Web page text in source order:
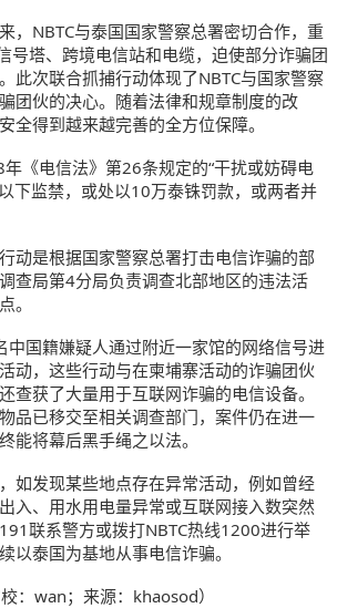
，NBTC与泰国国家警察总署密切合作，重
号塔、跨境电信站和电缆，迫使部分诈骗团
此次联合抓捕行动体现了NBTC与国家警察
团伙的决心。随着法律和规章制度的改
全得到越来越完善的全方位保障。
《电信法》第26条规定的“干扰或妨碍电
下监禁，或处以10万泰铢罚款，或两者并
动是根据国家警察总署打击电信诈骗的部
查局第4分局负责调查北部地区的违法活
。
中国籍嫌疑人通过附近一家馆的网络信号进
动，这些行动与在柬埔寨活动的诈骗团伙
查获了大量用于互联网诈骗的电信设备。
品已移交至相关调查部门，案件仍在进一
能将幕后黑手绳之以法。
如发现某些地点存在异常活动，例如曾经
入、用水用电量异常或互联网接入数突然
联系警方或拨打NBTC热线1200进行举
以泰国为基地从事电信诈骗。
：wan；来源：khaosod）